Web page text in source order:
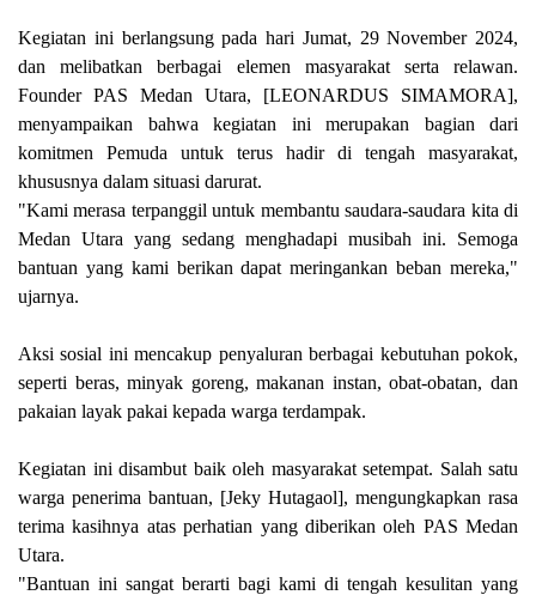
Kegiatan ini berlangsung pada hari Jumat, 29 November 2024,
dan melibatkan berbagai elemen masyarakat serta relawan.
Founder PAS Medan Utara, [LEONARDUS SIMAMORA],
menyampaikan bahwa kegiatan ini merupakan bagian dari
komitmen Pemuda untuk terus hadir di tengah masyarakat,
khususnya dalam situasi darurat.
"Kami merasa terpanggil untuk membantu saudara-saudara kita di
Medan Utara yang sedang menghadapi musibah ini. Semoga
bantuan yang kami berikan dapat meringankan beban mereka,"
ujarnya.
Aksi sosial ini mencakup penyaluran berbagai kebutuhan pokok,
seperti beras, minyak goreng, makanan instan, obat-obatan, dan
pakaian layak pakai kepada warga terdampak.
Kegiatan ini disambut baik oleh masyarakat setempat. Salah satu
warga penerima bantuan, [Jeky Hutagaol], mengungkapkan rasa
terima kasihnya atas perhatian yang diberikan oleh PAS Medan
Utara.
"Bantuan ini sangat berarti bagi kami di tengah kesulitan yang